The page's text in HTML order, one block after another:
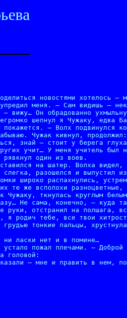
новостями хотелось –
меня. – Сам видишь –
вижу… Он обрадованно
шепнул я Чужаку, едва
– Волх подвинулся
Чужак кивнул, продолжил:
знай – стоит у берега
учит… У меня учитель был
один из воев.
на шатер. Волха видел,
слегка, разошелся и выпустил
широко распахнулись,
те же всполохи
Чужаку, ткнулась круглым
Не сама, конечно, – куда
руки, отстранил на полшага,
родич тебе, все твои
грудью тонкие пальцы,
ласки нет и в помине…
пожал плечами. – Доброй
головой:
– мне и править в нем,